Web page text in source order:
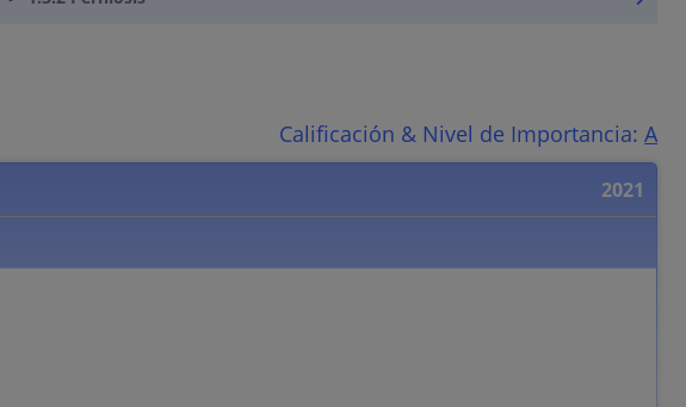
Calificación & Nivel de Importancia: A
2021